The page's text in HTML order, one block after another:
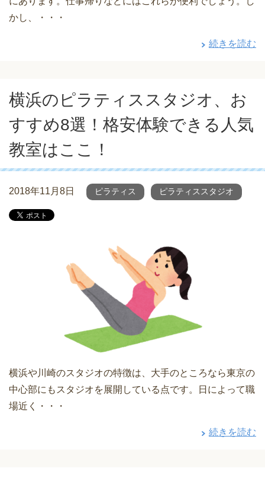
かし、・・・
続きを読む
横浜のピラティススタジオ、お
すすめ8選！格安体験できる人気
教室はここ！
2018年11月8日 ピラティス ピラティススタジオ
横浜や川崎のスタジオの特徴は、大手のところなら東京の
中心部にもスタジオを展開している点です。日によって職
場近く・・・
続きを読む